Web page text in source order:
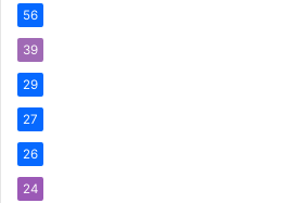
56
39
29
27
26
24